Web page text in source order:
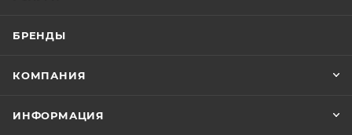
БРЕНДЫ
КОМПАНИЯ
ИНФОРМАЦИЯ